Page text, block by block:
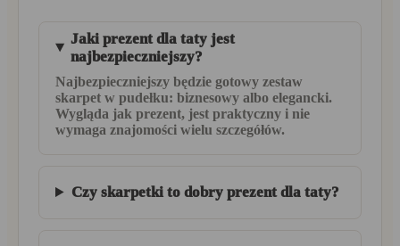
Jaki prezent dla taty jest
najbezpieczniejszy?
Najbezpieczniejszy będzie gotowy zestaw
skarpet w pudełku: biznesowy albo elegancki.
Wygląda jak prezent, jest praktyczny i nie
wymaga znajomości wielu szczegółów.
Czy skarpetki to dobry prezent dla taty?